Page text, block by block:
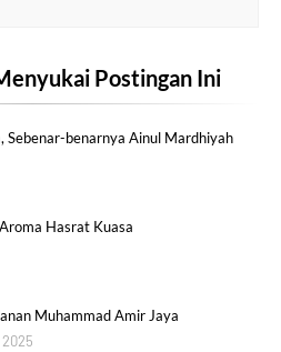
Postingan Ini
Sebenar-benarnya Ainul Mardhiyah
Hasrat Kuasa
Muhammad Amir Jaya